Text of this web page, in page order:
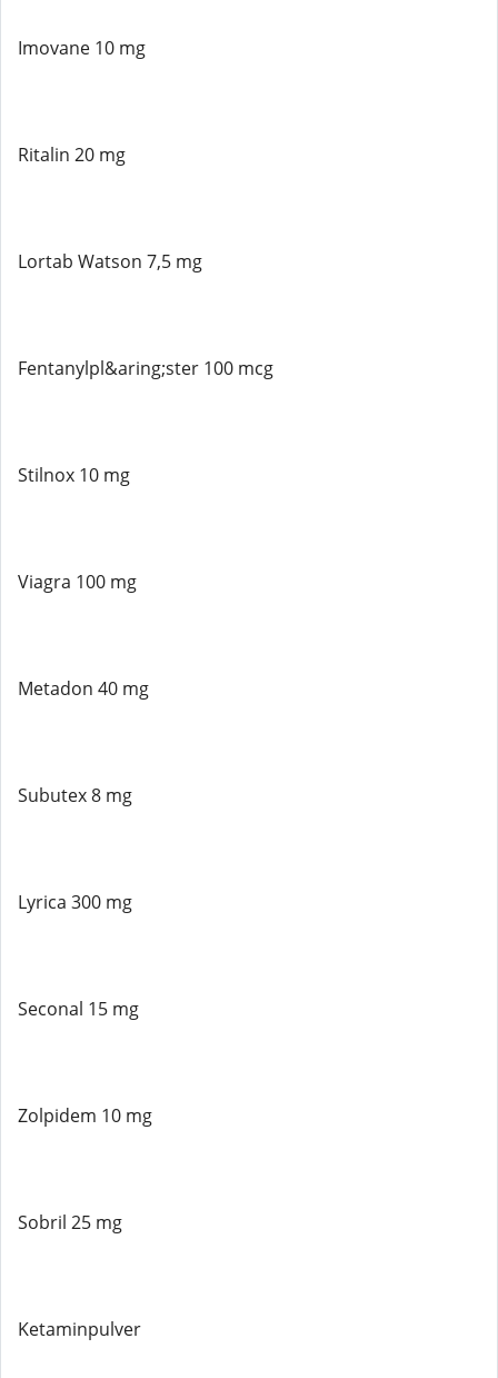
Imovane 10 mg
Ritalin 20 mg
Lortab Watson 7,5 mg
Fentanylpl&aring;ster 100 mcg
Stilnox 10 mg
Viagra 100 mg
Metadon 40 mg
Subutex 8 mg
Lyrica 300 mg
Seconal 15 mg
Zolpidem 10 mg
Sobril 25 mg
Ketaminpulver